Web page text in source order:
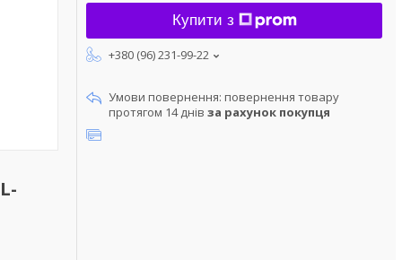
Купити з
+380 (96) 231-99-22
повернення товару
протягом 14 днів за рахунок покупця